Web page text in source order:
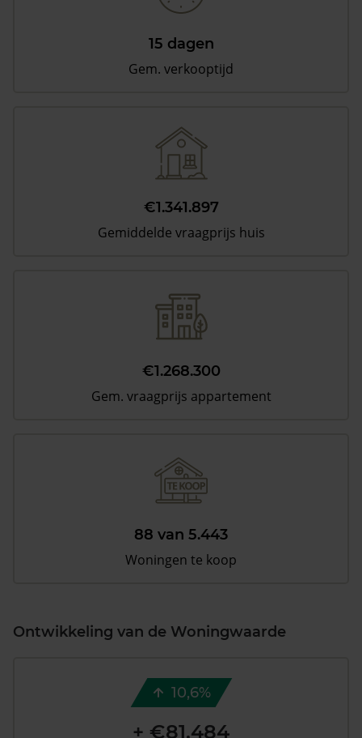
15 dagen
Gem. verkooptijd
€1.341.897
Gemiddelde vraagprijs huis
€1.268.300
Gem. vraagprijs appartement
88 van 5.443
Woningen te koop
Ontwikkeling van de Woningwaarde
10,6%
+ €81.484